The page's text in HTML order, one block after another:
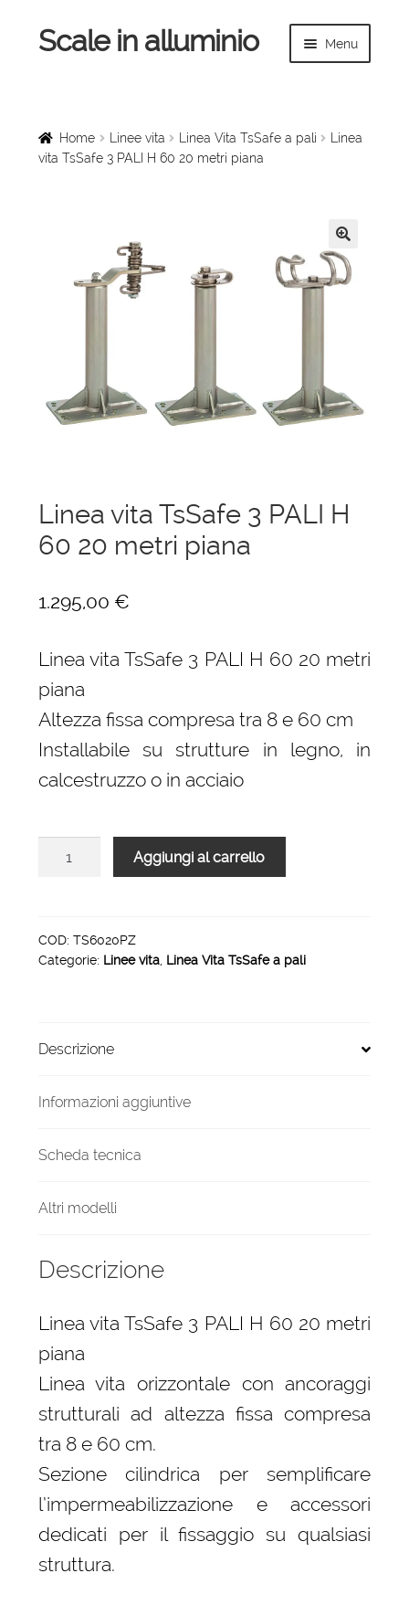
Vai
alla
Vai
al
Scale in alluminio Menu
Scale a chiocciola
Espandi
il
menu
Scale in legno
Espandi
il
menu
Ponteggi
menu
Parapetti Ringhiere Balaustre in acciaio e
alluminio
Espandi
Valigie
Articoli per la casa
Home Linee vita Linea Vita TsSafe a pali
Linea
vita TsSafe 3 PALI H 60 20 metri piana
🔍
Linea vita TsSafe 3 PALI H
60 20 metri piana
1.295,00 €
Linea vita TsSafe 3 PALI H 60 20 metri
piana
Altezza fissa compresa tra 8 e 60 cm
Installabile su strutture in legno, in
calcestruzzo o in acciaio
PALI
H
piana
Aggiungi al carrello
COD: TS6020PZ
Categorie: Linee vita, Linea Vita TsSafe a pali
Descrizione
Informazioni aggiuntive
Scheda tecnica
Altri modelli
Descrizione
Linea vita TsSafe 3 PALI H 60 20 metri
piana
Linea vita orizzontale con ancoraggi
strutturali ad altezza fissa compresa
tra 8 e 60 cm.
Sezione cilindrica per semplificare
l’impermeabilizzazione e accessori
dedicati per il fissaggio su qualsiasi
struttura.